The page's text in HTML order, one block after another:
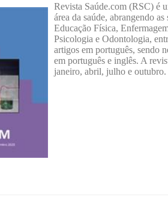
Revista Saúde.com (RSC) é
área da saúde, abrangendo
Educação Física,
Psicologia e Odontologia,
artigos em português, sendo
em português e inglês. A
janeiro, abril, julho e outubro.